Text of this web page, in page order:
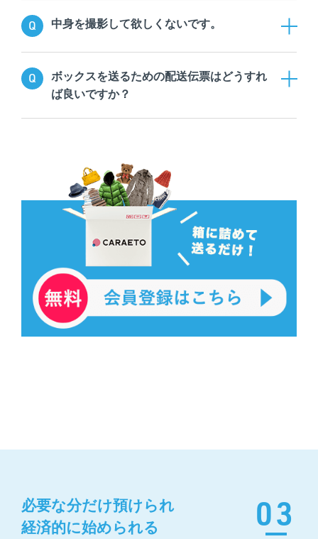
Q 中身を撮影して欲しくないです。
Q
ボックスを送るための配送伝票はどうすれ
ば良いですか？
03
必要な分だけ預けられ
経済的に始められる